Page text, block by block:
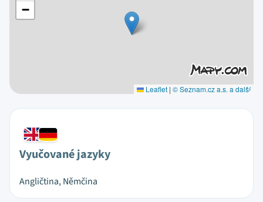
−
Leaflet | © Seznam.cz a.s. a další
Vyučované jazyky
Angličtina, Němčina